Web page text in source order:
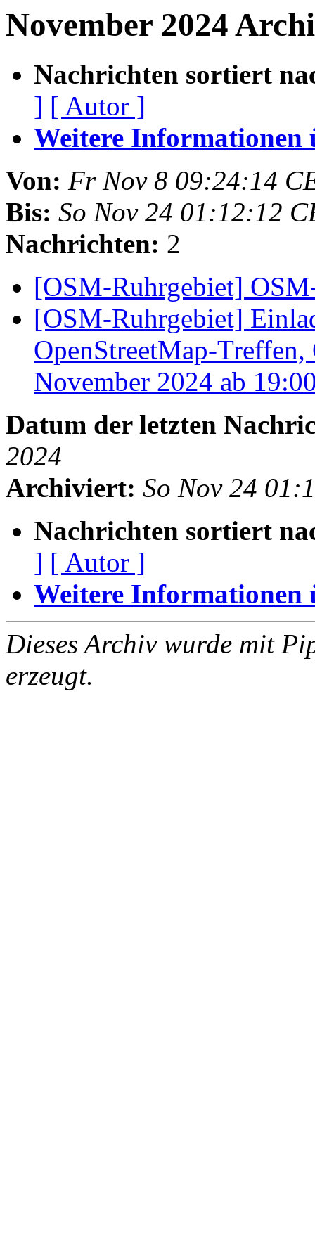
November 2024
Nachrichten sortiert
] [ Autor ]
Weitere Informationen
Von: Fr Nov 8 09:24:14
Bis: So Nov 24 01:12:12
Nachrichten: 2
[OSM-Ruhrgebiet]
[OSM-Ruhrgebiet]
OpenStreetMap-
November 2024 ab
Datum der letzten
2024
Archiviert: So Nov 24
Nachrichten sortiert
] [ Autor ]
Weitere Informationen
Dieses Archiv wurde mit
erzeugt.